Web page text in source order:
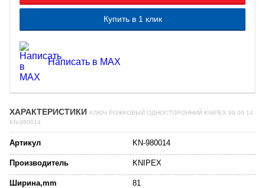
Купить в 1 клик
Написать в MAX
ХАРАКТЕРИСТИКИ КЛЮЧ РОЖКОВЫЙ ОДНОСТОРОННИЙ KNIPEX 98 00 14
KN-980014
Артикул KN-980014
Производитель KNIPEX
Ширина,mm 81